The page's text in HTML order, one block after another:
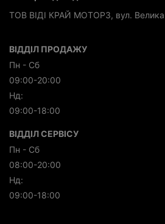
ТОВ ВІДІ КРАЙ МОТОРЗ, вул. Велика
ВІДДІЛ ПРОДАЖУ
Пн - Сб
09:00-20:00
Нд:
09:00-18:00
ВІДДІЛ СЕРВІСУ
Пн - Сб
08:00-20:00
Нд:
09:00-18:00